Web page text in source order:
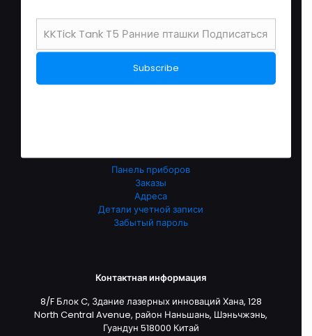
Перевозки
политика возврата после продажи
политика конфиденциальности
Панель приборов
Заказы
Адреса
Детали учетной записи
Забытый пароль
Контактная информация
8/F Блок C, Здание лазерных инноваций Хана, 128
North Central Avenue, район Наньшань, Шэньчжэнь,
Гуандун 518000 Китай